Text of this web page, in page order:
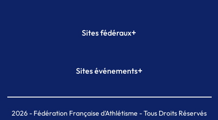
Sites fédéraux+
Plateforme Formation
Sites événements+
Meeting de Paris indoor
MAIF Ekiden de Paris
2026- Fédération Française d'Athlétisme - Tous Droits Réservés